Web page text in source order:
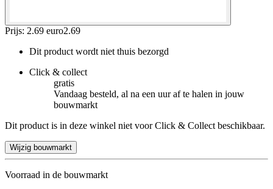
Prijs: 2.69 euro2.69
Dit product wordt niet thuis bezorgd
Click & collect
gratis
Vandaag besteld, al na een uur af te halen in jouw
bouwmarkt
Dit product is in deze winkel niet voor Click & Collect beschikbaar.
Wijzig bouwmarkt
Voorraad in de bouwmarkt